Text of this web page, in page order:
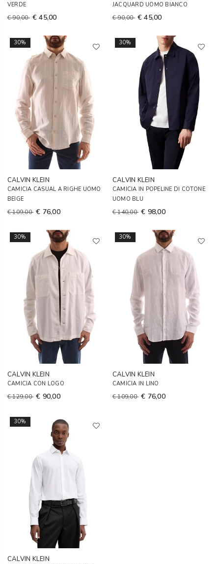
VERDE
€ 90,00 € 45,00
JACQUARD UOMO BIANCO
€ 90,00 € 45,00
30%
CALVIN KLEIN
CAMICIA CASUAL A RIGHE UOMO
BEIGE
€ 109,00 € 76,00
30%
CALVIN KLEIN
CAMICIA IN POPELINE DI COTONE
UOMO BLU
€ 140,00 € 98,00
30%
CALVIN KLEIN
CAMICIA CON LOGO
€ 129,00 € 90,00
30%
CALVIN KLEIN
CAMICIA IN LINO
€ 109,00 € 76,00
30%
CALVIN KLEIN